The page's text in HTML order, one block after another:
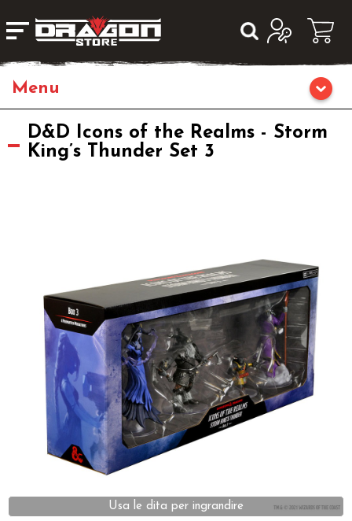
Giochi da Tavolo
Giochi di Carte Collezionabili
Miniature
Accessori
Giocattoli e Gadget
D&D Icons of the Realms - Storm
King’s Thunder Set 3
Usa le dita per ingrandire